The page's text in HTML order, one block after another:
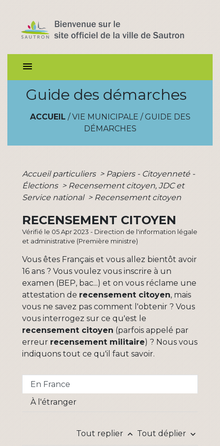
menu
Guide des démarches
ACCUEIL / VIE MUNICIPALE / GUIDE DES
DÉMARCHES
Accueil particuliers > Papiers - Citoyenneté -
Élections > Recensement citoyen, JDC et
Service national > Recensement citoyen
RECENSEMENT CITOYEN
Vérifié le 05 Apr 2023 - Direction de l'information légale
et administrative (Première ministre)
Vous êtes Français et vous allez bientôt avoir
16 ans ? Vous voulez vous inscrire à un
examen (BEP, bac...) et on vous réclame une
attestation de recensement citoyen, mais
vous ne savez pas comment l'obtenir ? Vous
vous interrogez sur ce qu'est le
recensement citoyen (parfois appelé par
erreur recensement militaire) ? Nous vous
indiquons tout ce qu'il faut savoir.
En France
À l'étranger
Tout replier keyboard_arrow_up Tout déplier keyboard_arrow_down